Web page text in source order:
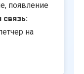
появление
связь:
на